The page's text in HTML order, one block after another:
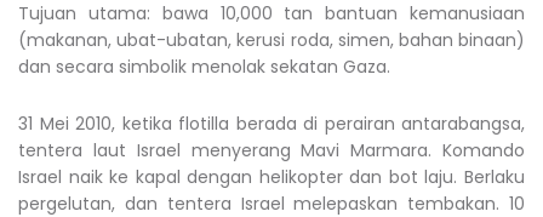
Tujuan utama: bawa 10,000 tan bantuan kemanusiaan
(makanan, ubat-ubatan, kerusi roda, simen, bahan binaan)
dan secara simbolik menolak sekatan Gaza.
31 Mei 2010, ketika flotilla berada di perairan antarabangsa,
tentera laut Israel menyerang Mavi Marmara. Komando
Israel naik ke kapal dengan helikopter dan bot laju. Berlaku
pergelutan, dan tentera Israel melepaskan tembakan. 10